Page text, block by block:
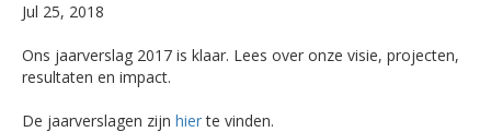
Jul 25, 2018
Ons jaarverslag 2017 is klaar. Lees over onze visie, projecten,
resultaten en impact.
De jaarverslagen zijn hierte vinden.